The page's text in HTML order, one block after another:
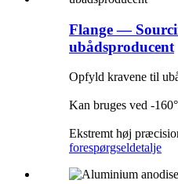
Flange —
ubådsproducent
Opfyld kravene til
Kan bruges ved -
Ekstremt høj
forespørgseldetalje